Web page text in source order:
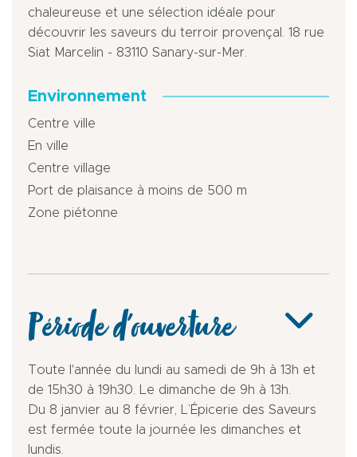
chaleureuse et une sélection idéale pour
découvrir les saveurs du terroir provençal. 18 rue
Siat Marcelin - 83110 Sanary-sur-Mer.
Environnement
Centre ville
En ville
Centre village
Port de plaisance à moins de 500 m
Zone piétonne
Période d'ouverture
Toute l'année du lundi au samedi de 9h à 13h et
de 15h30 à 19h30. Le dimanche de 9h à 13h.
Du 8 janvier au 8 février, L’Épicerie des Saveurs
est fermée toute la journée les dimanches et
lundis.